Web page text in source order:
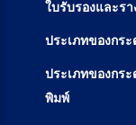
ใบรับรองและร
ประเภทของกร
ประเภทของกร
พิมพ์